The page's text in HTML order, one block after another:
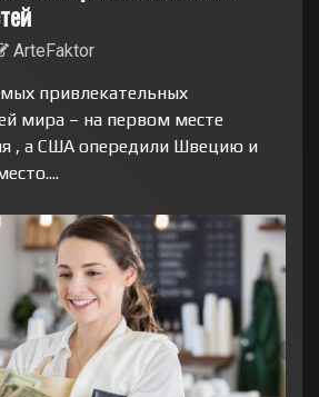
ArteFaktor
привлекательных
мира – на первом месте
, а США опередили Швецию и